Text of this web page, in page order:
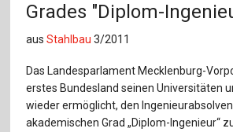
Werben
Für Autor:innen
Verlag
Grades "Diplom-
ausStahlbau 3/2011
Das Landesparlament Mecklenburg-
erstes Bundesland seinen Universitäten
wieder ermöglicht, den
akademischen Grad „Diplom-Ingenieur“